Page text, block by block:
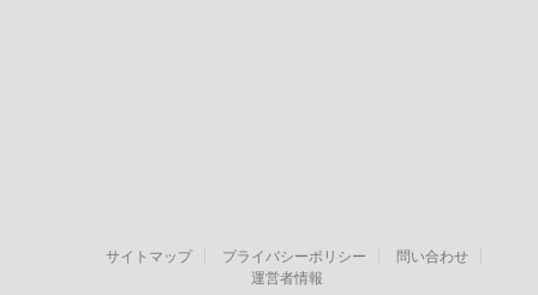
サイトマップ プライバシーポリシー
問い合わせ
運営者情報